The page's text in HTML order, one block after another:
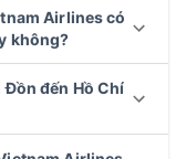
Airlines có
không?
đến Hồ Chí